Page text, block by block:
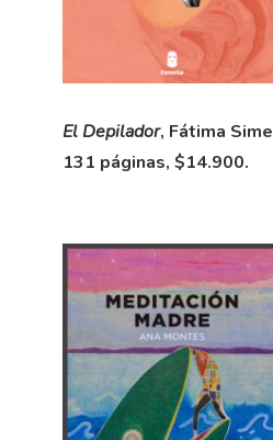
El Depilador, Fátima
131 páginas, $14.900.